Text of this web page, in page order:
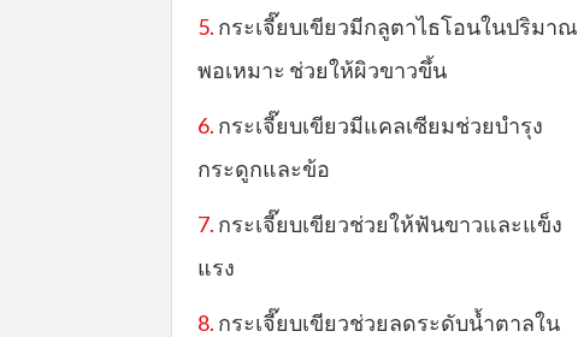
5. กระเจี๊ยบเขียวมีกลูตาไธโอนในปริมาณ
พอเหมาะ ช่วยให้ผิวขาวขึ้น
6. กระเจี๊ยบเขียวมีแคลเซียมช่วยบำรุง
กระดูกและข้อ
7. กระเจี๊ยบเขียวช่วยให้ฟันขาวและแข็ง
แรง
8. กระเจี๊ยบเขียวช่วยลดระดับน้ำตาลใน